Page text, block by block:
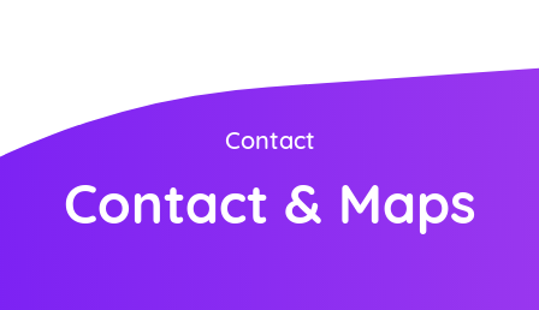
Contact
Contact & Maps